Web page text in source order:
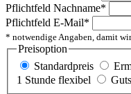
Pflichtfeld Nachname*
Pflichtfeld E-Mail*
* notwendige Angaben, damit
Preisoption
Standardpreis
1 Stunde flexibel